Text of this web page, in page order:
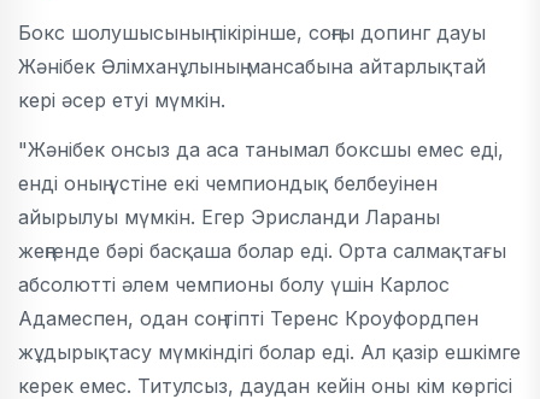
Бокс шолушысының пікірінше, соңғы допинг дауы
Жәнібек Әлімханұлының мансабына айтарлықтай
кері әсер етуі мүмкін.
"Жәнібек онсыз да аса танымал боксшы емес еді,
енді оның үстіне екі чемпиондық белбеуінен
айырылуы мүмкін. Егер Эрисланди Лараны
жеңгенде бәрі басқаша болар еді. Орта салмақтағы
абсолютті әлем чемпионы болу үшін Карлос
Адамеспен, одан соң тіпті Теренс Кроуфордпен
жұдырықтасу мүмкіндігі болар еді. Ал қазір ешкімге
керек емес. Титулсыз, даудан кейін оны кім көргісі